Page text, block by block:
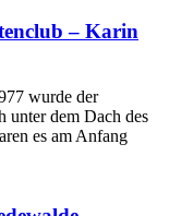
– Karin
wurde der
unter dem Dach des
es am Anfang